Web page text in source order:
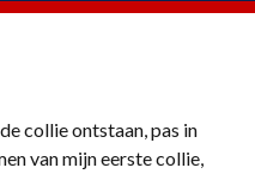
collie ontstaan, pas in
van mijn eerste collie,